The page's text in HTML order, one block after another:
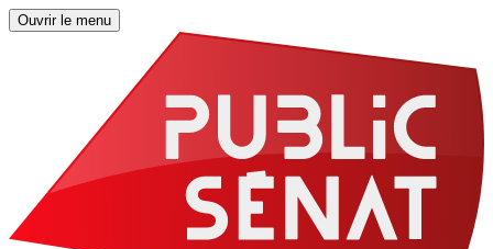
Ouvrir le menu